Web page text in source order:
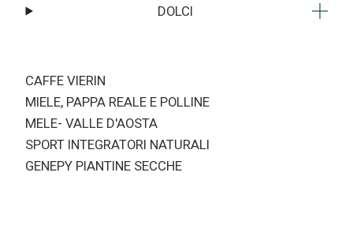
DOLCI
CAFFE VIERIN
MIELE, PAPPA REALE E POLLINE
MELE- VALLE D'AOSTA
SPORT INTEGRATORI NATURALI
GENEPY PIANTINE SECCHE